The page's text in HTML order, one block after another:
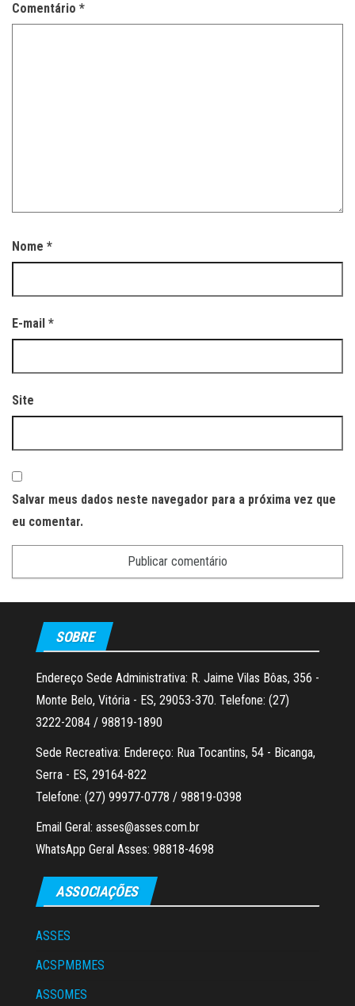
Comentário *
Nome *
E-mail *
Site
Salvar meus dados neste navegador para a próxima vez que
eu comentar.
SOBRE
Endereço Sede Administrativa: R. Jaime Vilas Bôas, 356 -
Monte Belo, Vitória - ES, 29053-370. Telefone: (27)
3222-2084 / 98819-1890
Sede Recreativa: Endereço: Rua Tocantins, 54 - Bicanga,
Serra - ES, 29164-822
Telefone: (27) 99977-0778 / 98819-0398
Email Geral: asses@asses.com.br
WhatsApp Geral Asses: 98818-4698
ASSOCIAÇÕES
ASSES
ACSPMBMES
ASSOMES